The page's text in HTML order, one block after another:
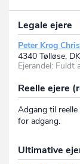
Legale ejere
Peter Krog
4340 Tølløse, DK
Ejerandel: Fuldt
Reelle ejere
Adgang til
for adgang.
Ultimative